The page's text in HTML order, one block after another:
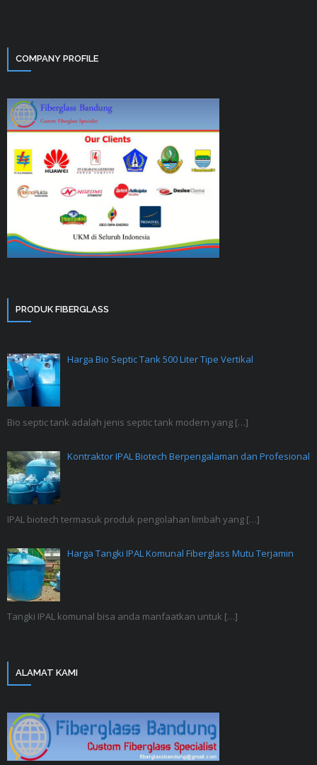
COMPANY PROFILE
PRODUK FIBERGLASS
Harga Bio Septic Tank 500 Liter Tipe Vertikal
Bio septic tank adalah jenis septic tank modern yang […]
Kontraktor IPAL Biotech Berpengalaman dan Profesional
IPAL biotech termasuk produk pengolahan limbah yang […]
Harga Tangki IPAL Komunal Fiberglass Mutu Terjamin
Tangki IPAL komunal bisa anda manfaatkan untuk […]
ALAMAT KAMI